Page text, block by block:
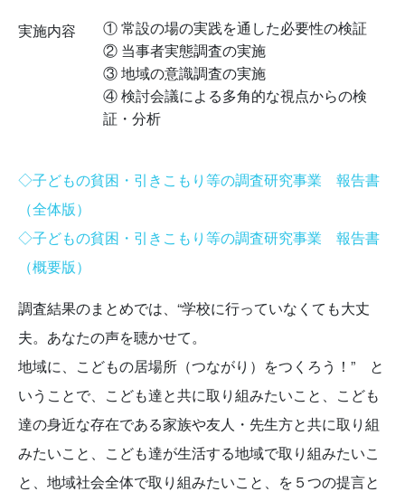
実施内容
① 常設の場の実践を通した必要性の検証
② 当事者実態調査の実施
③ 地域の意識調査の実施
④ 検討会議による多角的な視点からの検
証・分析
◇子どもの貧困・引きこもり等の調査研究事業 報告書
（全体版）
◇子どもの貧困・引きこもり等の調査研究事業 報告書
（概要版）
調査結果のまとめでは、“学校に行っていなくても大丈
夫。あなたの声を聴かせて。
地域に、こどもの居場所（つながり）をつくろう！” と
いうことで、こども達と共に取り組みたいこと、こども
達の身近な存在である家族や友人・先生方と共に取り組
みたいこと、こども達が生活する地域で取り組みたいこ
と、地域社会全体で取り組みたいこと、を５つの提言と